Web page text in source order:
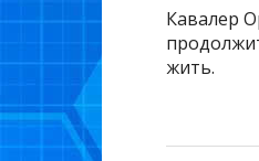
Кавалер
жить.